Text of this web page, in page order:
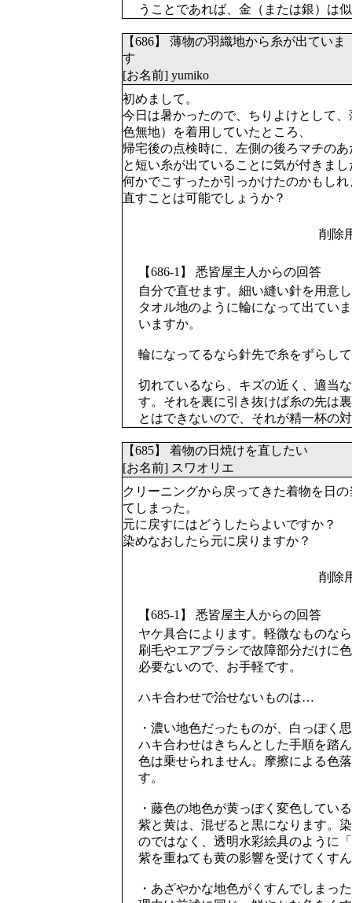
うことであれば、金（または銀）は
【686】 薄物の羽織地から糸が出ていま
す
[お名前] yumiko
初めまして。
今日は暑かったので、ちりよけとして
色無地）を着用していたところ、
帰宅後の点検時に、左側の後ろマチの
と短い糸が出ていることに気が付きまし
何かでこすったか引っかけたのかもしれ
直すことは可能でしょうか？
削除
【686-1】 悉皆屋主人からの回答
自分で直せます。細い縫い針を用意
タオル地のように輪になって出てい
いますか。
輪になってるなら針先で糸をずらし
切れているなら、キズの近く、適当
す。それを裏に引き抜けば糸の先は
とはできないので、それが精一杯の
【685】 着物の日焼けを直したい
[お名前] スワオリエ
クリーニングから戻ってきた着物を日
てしまった。
元に戻すにはどうしたらよいですか？
染めなおしたら元に戻りますか？
削除
【685-1】 悉皆屋主人からの回答
ヤケ具合によります。軽微なものな
刷毛やエアブラシで故障部分だけに
必要ないので、お手軽です。
ハキ合わせで治せないものは…
・濃い地色だったものが、白っぽく
ハキ合わせはきちんとした手順を踏
色は乗せられません。摩擦による色
す。
・藤色の地色が黄っぽく変色してい
紫と黄は、混ぜると黒になります。
のではなく、透明水彩絵具のように
紫を重ねても黄の影響を受けてくす
・あざやかな地色がくすんでしまっ